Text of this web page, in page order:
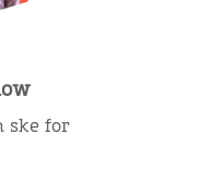
ske for